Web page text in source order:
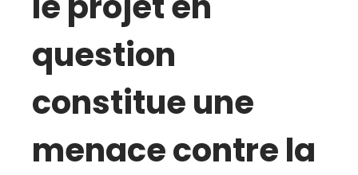
question
constitue une
menace contre la